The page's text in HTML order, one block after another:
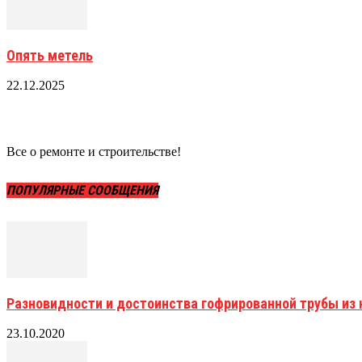
Опять метель
22.12.2025
Все о ремонте и строительстве!
ПОПУЛЯРНЫЕ СООБЩЕНИЯ
Разновидности и достоинства гофрированной трубы
23.10.2020